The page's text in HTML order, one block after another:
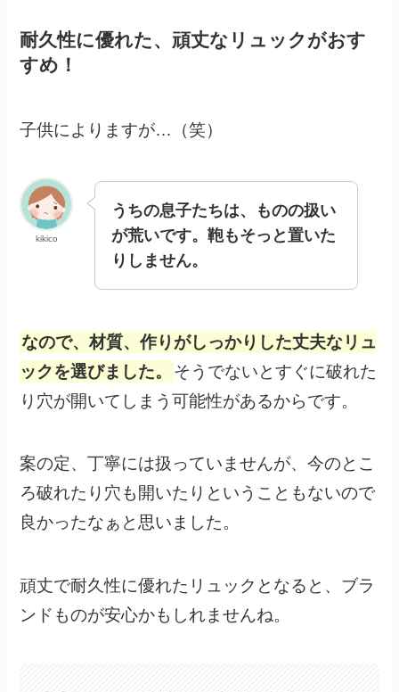
耐久性に優れた、頑丈なリュックがおす
すめ！
子供によりますが…（笑）
kikico
うちの息子たちは、ものの扱い
が荒いです。鞄もそっと置いた
りしません。
なので、材質、作りがしっかりした丈夫なリュ
ックを選びました。
そうでないとすぐに破れた
り穴が開いてしまう可能性があるからです。
案の定、丁寧には扱っていませんが、今のとこ
ろ破れたり穴も開いたりということもないので
良かったなぁと思いました。
頑丈で耐久性に優れたリュックとなると、ブラ
ンドものが安心かもしれませんね。